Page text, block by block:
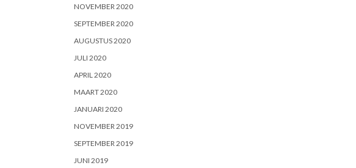
NOVEMBER 2020
SEPTEMBER 2020
AUGUSTUS 2020
JULI 2020
APRIL 2020
MAART 2020
JANUARI 2020
NOVEMBER 2019
SEPTEMBER 2019
JUNI 2019